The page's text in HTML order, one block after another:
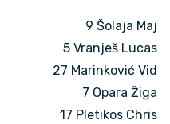
9 Šolaja Maj
5 Vranješ Lucas
27 Marinković Vid
7 Opara Žiga
17 Pletikos Chris